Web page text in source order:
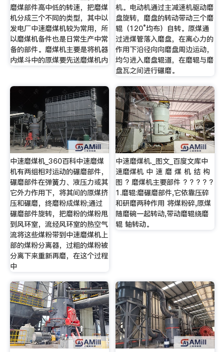
磨煤部件高中低的转速，把磨煤
机分成三个不同的类型，其中以
发电厂中速磨煤机较为常用，所
以磨煤机备件也是日常生产中常
备的部件。磨煤机主要是将机器
内煤斗中的原煤要先送磨煤机内
机。电动机通过主减速机驱动磨
盘旋转，磨盘的转动带动三个磨
辊（120°均布）自转。原煤通
过进煤管落入磨盘，在离心力的
作用下沿径向向磨盘周边运动，
均匀进入磨盘辊道，在磨辊与磨
盘瓦之间进行碾磨。
中速磨煤机_360百科中速磨煤
机有两组相对运动的碾磨部件，
碾磨部件在弹簧力、液压力或其
它外力作用下，将其间的原煤挤
压和碾磨，终磨粉成煤粉;通过
碾磨部件旋转，把磨粉的煤粉甩
到风环室，流经风环室的热空气
流将这些煤粉带到中速磨煤机上
部的煤粉分离器，过粗的煤粉被
分离下来重新再磨，在这个过程
中
中速磨煤机._图文_百度文库中
速磨煤机 中 速 磨 煤 机 结 构
图 ? 磨煤机主要部件 ? ? ? ? ?
1.磨辊:磨碾磨部件,它依靠压碎
和研磨两种作用 将煤粉碎,原煤
随磨碗一起转动,带动磨辊绕磨
辊 轴转动。